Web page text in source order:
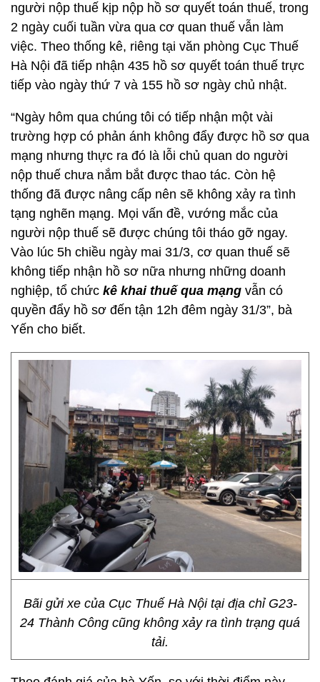
người nộp thuế kịp nộp hồ sơ quyết toán thuế, trong
2 ngày cuối tuần vừa qua cơ quan thuế vẫn làm
việc. Theo thống kê, riêng tại văn phòng Cục Thuế
Hà Nội đã tiếp nhận 435 hồ sơ quyết toán thuế trực
tiếp vào ngày thứ 7 và 155 hồ sơ ngày chủ nhật.
“Ngày hôm qua chúng tôi có tiếp nhận một vài
trường hợp có phản ánh không đẩy được hồ sơ qua
mạng nhưng thực ra đó là lỗi chủ quan do người
nộp thuế chưa nắm bắt được thao tác. Còn hệ
thống đã được nâng cấp nên sẽ không xảy ra tình
tạng nghẽn mạng. Mọi vấn đề, vướng mắc của
người nộp thuế sẽ được chúng tôi tháo gỡ ngay.
Vào lúc 5h chiều ngày mai 31/3, cơ quan thuế sẽ
không tiếp nhận hồ sơ nữa nhưng những doanh
nghiệp, tổ chức kê khai thuế qua mạng vẫn có
quyền đẩy hồ sơ đến tận 12h đêm ngày 31/3”, bà
Yến cho biết.
Bãi gửi xe của Cục Thuế Hà Nội tại địa chỉ G23-
24 Thành Công cũng không xảy ra tình trạng quá
tải.